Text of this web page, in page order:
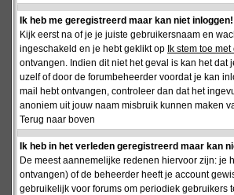
Ik heb me geregistreerd maar kan niet inloggen!
Kijk eerst na of je je juiste gebruikersnaam en
ingeschakeld en je hebt geklikt op Ik stem toe
ontvangen. Indien dit niet het geval is kan het
uzelf of door de forumbeheerder voordat je kan
mail hebt ontvangen, controleer dan dat het
anoniem uit jouw naam misbruik kunnen maken
Terug naar boven
Ik heb in het verleden geregistreerd maar kan
De meest aannemelijke redenen hiervoor zijn:
ontvangen) of de beheerder heeft je account
gebruikelijk voor forums om periodiek gebruikers